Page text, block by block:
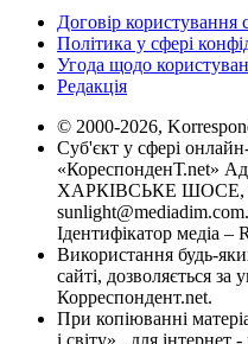
Договір користування
Політика у сфері
Угода щодо
Редакція
© 2000-2026,
Суб'єкт у сфері
«КореспонденТ.net»
ХАРКІВСЬКЕ ШОСЕ,
Ідентифікатор медіа –
Використання будь-
сайті, дозволяється
Корреспондент.net.
При копіюванні
і світу» , для